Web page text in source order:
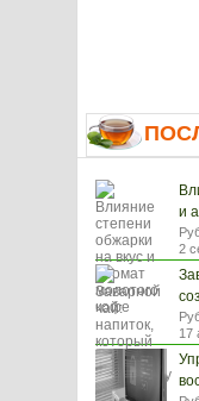
и
2
17